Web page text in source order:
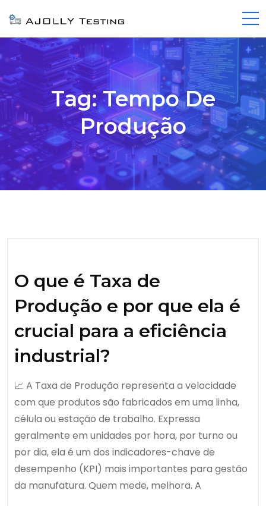
Tag:Tempo De
Produção
O que é Taxa de
Produção e por que ela é
crucial para a eficiência
industrial?
📈 A Taxa de Produção representa a velocidade
com que produtos são fabricados em uma linha,
célula ou estação de trabalho. Expressa
geralmente em unidades por hora, por turno ou
por dia, ela é um dos indicadores-chave de
desempenho (KPI) mais importantes para gestão
da manufatura. Quem mede, melhora. A